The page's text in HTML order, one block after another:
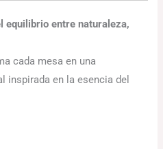
equilibrio entre naturaleza,
cada mesa en una
inspirada en la esencia del